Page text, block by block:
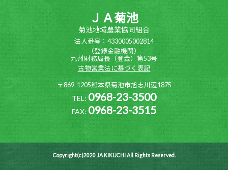
ＪＡ菊池
菊池地域農業協同組合
法人番号：4330005002814
（登録金融機関）
九州財務局長（登金）第53号
古物営業法に基づく表記
〒869-1205熊本県菊池市旭志川辺1875
TEL: 0968-23-3500
FAX: 0968-23-3515
Copyright(c)2020 JA KIKUCHI All Rights Reserved.